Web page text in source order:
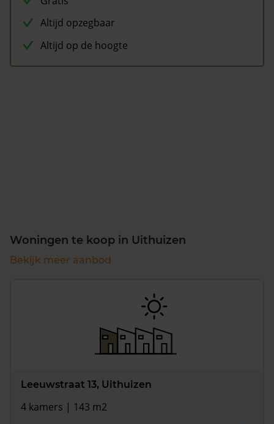
Altijd opzegbaar
Altijd op de hoogte
Woningen te koop in Uithuizen
Bekijk meer aanbod
Leeuwstraat 13, Uithuizen
4 kamers | 143 m2